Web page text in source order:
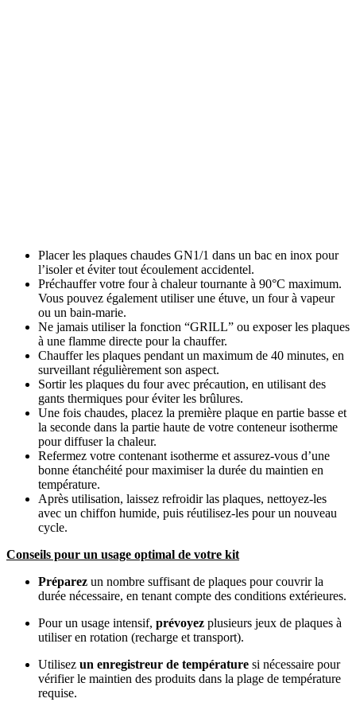
Placer les plaques chaudes GN1/1 dans un bac en inox pour
l’isoler et éviter tout écoulement accidentel.
Préchauffer votre four à chaleur tournante à 90°C maximum.
Vous pouvez également utiliser une étuve, un four à vapeur
ou un bain-marie.
Ne jamais utiliser la fonction “GRILL” ou exposer les plaques
à une flamme directe pour la chauffer.
Chauffer les plaques pendant un maximum de 40 minutes, en
surveillant régulièrement son aspect.
Sortir les plaques du four avec précaution, en utilisant des
gants thermiques pour éviter les brûlures.
Une fois chaudes, placez la première plaque en partie basse et
la seconde dans la partie haute de votre conteneur isotherme
pour diffuser la chaleur.
Refermez votre contenant isotherme et assurez-vous d’une
bonne étanchéité pour maximiser la durée du maintien en
température.
Après utilisation, laissez refroidir las plaques, nettoyez-les
avec un chiffon humide, puis réutilisez-les pour un nouveau
cycle.
Conseils pour un usage optimal de votre kit
Préparez un nombre suffisant de plaques pour couvrir la
durée nécessaire, en tenant compte des conditions extérieures.
Pour un usage intensif, prévoyez plusieurs jeux de plaques à
utiliser en rotation (recharge et transport).
Utilisez un enregistreur de température si nécessaire pour
vérifier le maintien des produits dans la plage de température
requise.